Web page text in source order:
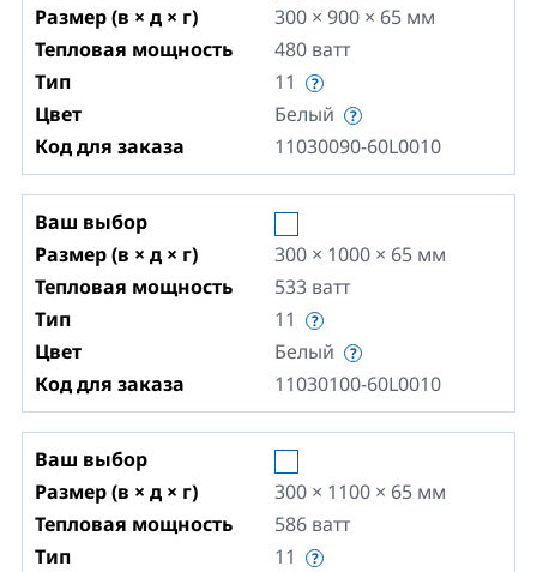
Размер (в × д × г)
300 × 900 × 65 мм
Тепловая мощность
480 ватт
Тип
11
Цвет
Белый
Код для заказа
11030090-60L0010
Ваш выбор
Размер (в × д × г)
300 × 1000 × 65 мм
Тепловая мощность
533 ватт
Тип
11
Цвет
Белый
Код для заказа
11030100-60L0010
Ваш выбор
Размер (в × д × г)
300 × 1100 × 65 мм
Тепловая мощность
586 ватт
Тип
11